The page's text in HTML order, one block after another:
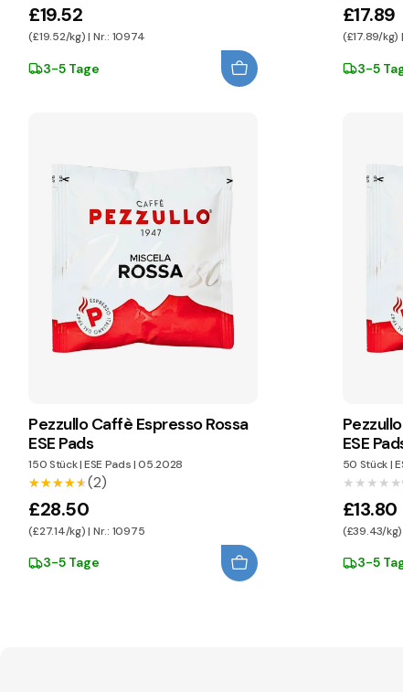
£19.52
(£19.52/kg) | Nr.: 10974
3-5 Tage
£17.89
(£17.89/kg)
3-5
Pezzullo Caffè Espresso Rossa
ESE Pads
150 Stück|ESE Pads|05.2028
★★★★★
★★★★★(2)
£28.50
(£27.14/kg) | Nr.: 10975
3-5 Tage
ESE
50 Stück|
★★★★★
★★★★★
£13.80
(£39.43/kg)
3-5